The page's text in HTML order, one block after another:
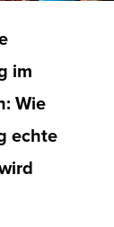
im
Wie
echte